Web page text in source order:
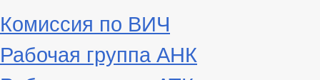
Комиссия по ВИЧ
Рабочая группа АНК